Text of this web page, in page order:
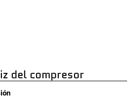
del compresor